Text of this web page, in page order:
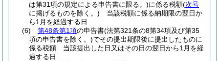
は第31項の規定による申告書に限る。)に係る税額(次号
に掲げるものを除く。) 当該税額に係る納期限の翌日か
ら1月を経過する日
(6)
第48条第1項の申告書(法第321条の8第34項及び第35
項の申告書を除く。)でその提出期限後に提出したものに
係る税額 当該提出した日又はその日の翌日から1月を経
過する日